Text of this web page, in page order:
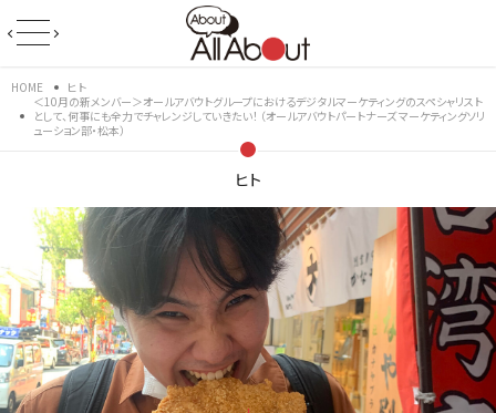
HOME
ヒト
＜10月の新メンバー＞オールアバウトグループにおけるデジタルマーケティングのスペシャリスト
として、何事にも全力でチャレンジしていきたい！ （オールアバウトパートナーズ マーケティングソリ
ューション部・松本）
ヒト